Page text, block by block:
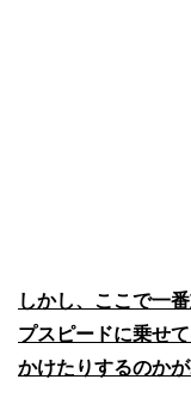
しかし、ここで一
プスピードに乗せ
かけたりするのかが